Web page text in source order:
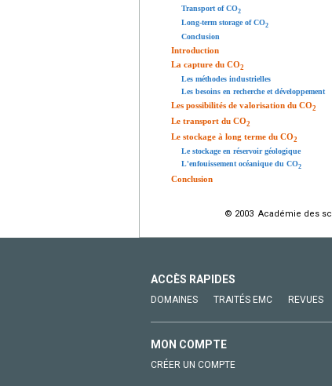
Transport of CO2
Long-term storage of CO2
Conclusion
Introduction
La capture du CO2
Les méthodes industrielles
Les besoins en recherche et développement
Les possibilités de valorisation du CO2
Le transport du CO2
Le stockage à long terme du CO2
Le stockage en réservoir géologique
L'enfouissement océanique du CO2
Conclusion
© 2003 Académie des
ACCÈS RAPIDES
DOMAINES TRAITÉS EMC REVUES
MON COMPTE
CRÉER UN COMPTE